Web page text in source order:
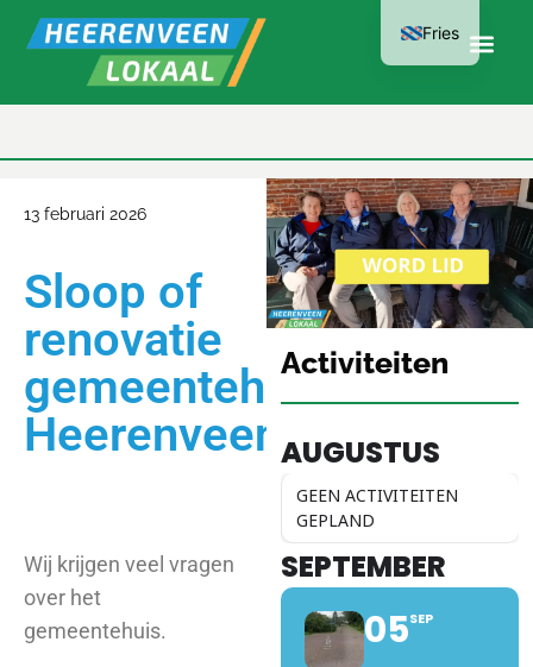
13 februari 2026
Sloop of
renovatie
gemeentehuis
Heerenveen?
Wij krijgen veel vragen
over het
gemeentehuis.
LID WORDEN
€15 PER JAAR
Activiteiten
AUGUSTUS
GEEN ACTIVITEITEN
GEPLAND
SEPTEMBER
05SEP
Fries